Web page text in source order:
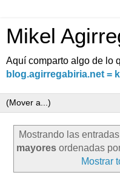
Mikel
Aquí comparto algo de lo
blog.agirregabiria.net =
Mostrando las
mayores ordenadas
Mostrar